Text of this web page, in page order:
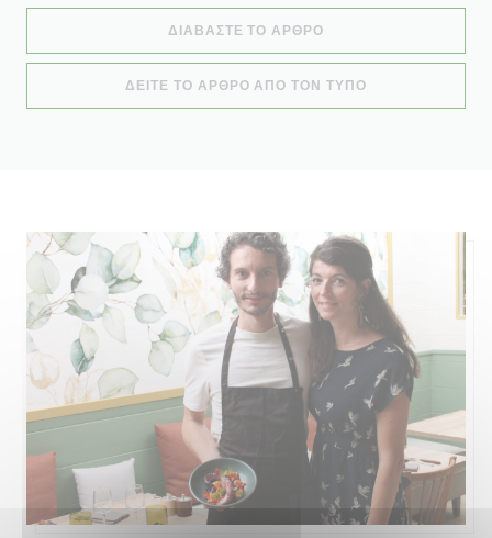
ΔΙΑΒΆΣΤΕ ΤΟ ΆΡΘΡΟ
ΔΕΊΤΕ ΤΟ ΆΡΘΡΟ ΑΠΌ ΤΟΝ ΤΎΠΟ((ΑΝΟΊΓΕΙ ΣΕ